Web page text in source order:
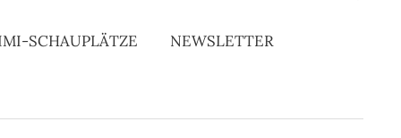
SCHAUPLÄTZE NEWSLETTER